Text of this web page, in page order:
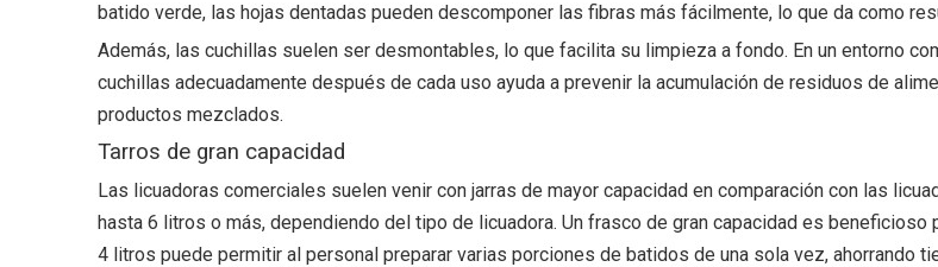
batido verde, las hojas dentadas pueden descomponer las fibras más fácilmente, lo que da como
Además, las cuchillas suelen ser desmontables, lo que facilita su limpieza a fondo. En un entorno
cuchillas adecuadamente después de cada uso ayuda a prevenir la acumulación de residuos de
productos mezclados.
Tarros de gran capacidad
Las licuadoras comerciales suelen venir con jarras de mayor capacidad en comparación con las
hasta 6 litros o más, dependiendo del tipo de licuadora. Un frasco de gran capacidad es beneficioso
4 litros puede permitir al personal preparar varias porciones de batidos de una sola vez, ahorrando